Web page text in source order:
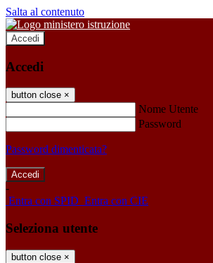
Salta al contenuto
Accedi
Accedi
button close ×
Nome Utente
Password
Password dimenticata?
-
Entra con SPID Entra con CIE
Seleziona utente
button close ×